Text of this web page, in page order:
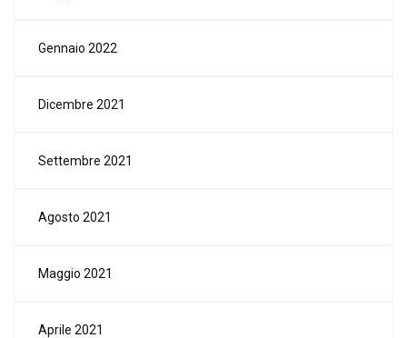
Gennaio 2022
Dicembre 2021
Settembre 2021
Agosto 2021
Maggio 2021
Aprile 2021